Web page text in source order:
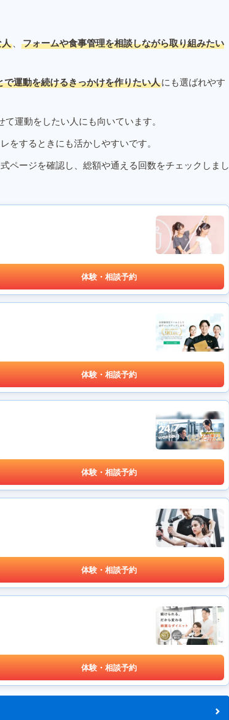
、
フォームや食事管理を相談しながら取り組みたい
で運動を続けるきっかけを作りたい人にも選ばれやす
運動をしたい人にも向いています。
をするときにも活かしやすいです。
ページを確認し、総額や通える回数をチェックしまし
体験・相談予約
体験・相談予約
体験・相談予約
体験・相談予約
体験・相談予約